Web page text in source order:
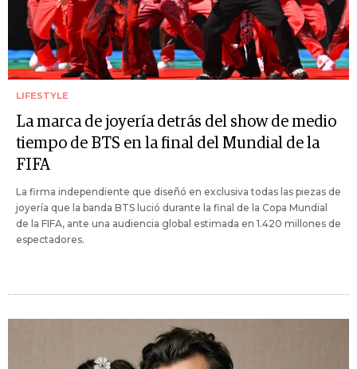
LIFESTYLE
La marca de joyería detrás del show de medio
tiempo de BTS en la final del Mundial de la
FIFA
La firma independiente que diseñó en exclusiva todas las piezas de
joyería que la banda BTS lució durante la final de la Copa Mundial
de la FIFA, ante una audiencia global estimada en 1.420 millones de
espectadores.